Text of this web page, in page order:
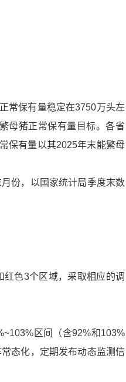
常保有量稳定在3750万头左
母猪正常保有量目标。各省
保有量以其2025年末能繁母
份，以国家统计局季度末数
色3个区域，采取相应的调
区间（含92%和103%
态化，定期发布动态监测信